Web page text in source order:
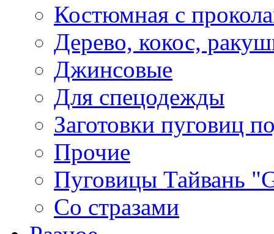
Костюмная с
Дерево, кокос,
Джинсовые
Для спецодежды
Заготовки пуговиц
Прочие
Пуговицы Тайвань
Со стразами